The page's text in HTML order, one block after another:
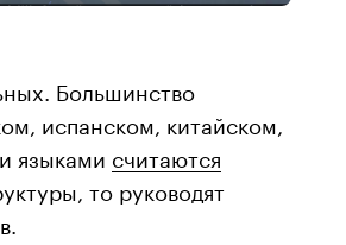
Большинство
испанском, китайском,
языками считаются
то руководят